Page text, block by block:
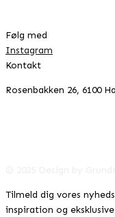
Følg med
Instagram
Kontakt
Rosenbakken 26, 6100
Tilmeld dig vores
inspiration og